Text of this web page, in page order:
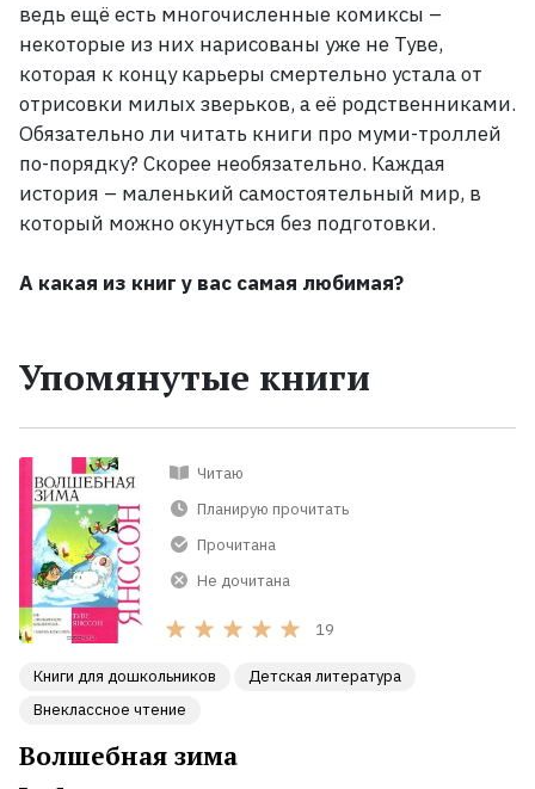
ведь ещё есть многочисленные комиксы –
некоторые из них нарисованы уже не Туве,
которая к концу карьеры смертельно устала от
отрисовки милых зверьков, а её родственниками.
Обязательно ли читать книги про муми-троллей
по-порядку? Скорее необязательно. Каждая
история – маленький самостоятельный мир, в
который можно окунуться без подготовки.
А какая из книг у вас самая любимая?
Упомянутые книги
Читаю
Планирую прочитать
Прочитана
Не дочитана
19
Книги для дошкольников
Детская литература
Внеклассное чтение
Волшебная зима